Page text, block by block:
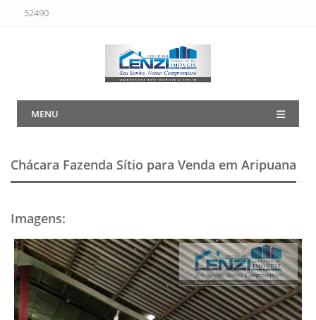
52490
MENU
Chácara Fazenda Sítio para Venda em Aripuana
Imagens: